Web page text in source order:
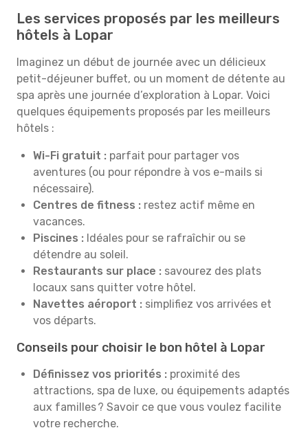
Les services proposés par les meilleurs
hôtels à Lopar
Imaginez un début de journée avec un délicieux
petit-déjeuner buffet, ou un moment de détente au
spa après une journée d’exploration à Lopar. Voici
quelques équipements proposés par les meilleurs
hôtels :
Wi-Fi gratuit : parfait pour partager vos
aventures (ou pour répondre à vos e-mails si
nécessaire).
Centres de fitness : restez actif même en
vacances.
Piscines : Idéales pour se rafraîchir ou se
détendre au soleil.
Restaurants sur place : savourez des plats
locaux sans quitter votre hôtel.
Navettes aéroport : simplifiez vos arrivées et
vos départs.
Conseils pour choisir le bon hôtel à Lopar
Définissez vos priorités : proximité des
attractions, spa de luxe, ou équipements adaptés
aux familles ? Savoir ce que vous voulez facilite
votre recherche.